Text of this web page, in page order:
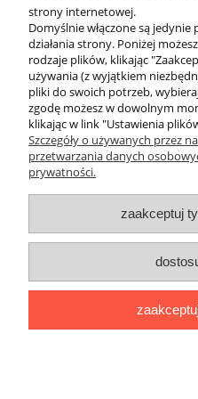
O
Moje
strony internetowej.
Domyślnie włączone są
działania strony. Poniżej
rodzaje plików, klikając
używania (z wyjątkiem
pliki do swoich potrzeb,
zgodę możesz w dowolnym
klikając w link "Ustawienia
Szczegóły o używanych przez
przetwarzania danych
prywatności.
zaakceptuj